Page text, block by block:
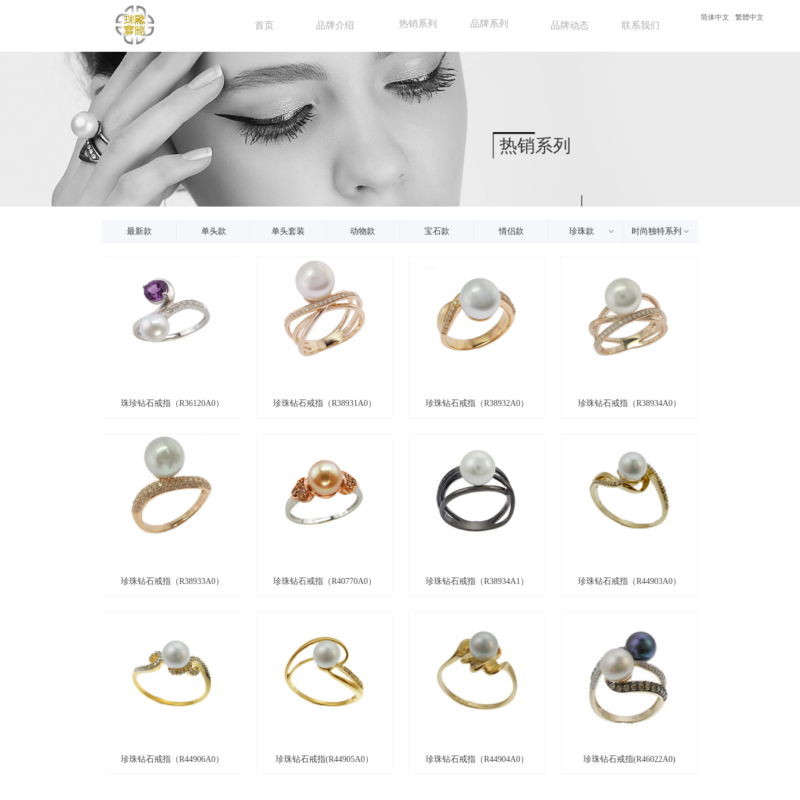
首页 品牌介绍 品牌动态 联系我们
热销系列 品牌系列
简体中文 繁體中文
珠珍钻石戒指（R36120A0） 珍珠钻石戒指（R38931A0） 珍珠钻石戒指（R38932A0） 珍珠钻石戒指（R38934A0）
珍珠钻石戒指（R38933A0） 珍珠钻石戒指（R40770A0） 珍珠钻石戒指（R38934A1） 珍珠钻石戒指（R44903A0）
珍珠钻石戒指（R44906A0） 珍珠钻石戒指(R44905A0） 珍珠钻石戒指（R44904A0） 珍珠钻石戒指(R46022A0)
热销系列
最新款 单头款 单头套装 动物款 宝石款 情侣款 ꀁ
珍珠款 ꀁ
时尚独特系列